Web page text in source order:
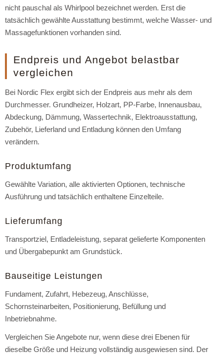
nicht pauschal als Whirlpool bezeichnet werden. Erst die
tatsächlich gewählte Ausstattung bestimmt, welche Wasser- und
Massagefunktionen vorhanden sind.
Endpreis und Angebot belastbar
vergleichen
Bei Nordic Flex ergibt sich der Endpreis aus mehr als dem
Durchmesser. Grundheizer, Holzart, PP-Farbe, Innenausbau,
Abdeckung, Dämmung, Wassertechnik, Elektroausstattung,
Zubehör, Lieferland und Entladung können den Umfang
verändern.
Produktumfang
Gewählte Variation, alle aktivierten Optionen, technische
Ausführung und tatsächlich enthaltene Einzelteile.
Lieferumfang
Transportziel, Entladeleistung, separat gelieferte Komponenten
und Übergabepunkt am Grundstück.
Bauseitige Leistungen
Fundament, Zufahrt, Hebezeug, Anschlüsse,
Schornsteinarbeiten, Positionierung, Befüllung und
Inbetriebnahme.
Vergleichen Sie Angebote nur, wenn diese drei Ebenen für
dieselbe Größe und Heizung vollständig ausgewiesen sind. Der